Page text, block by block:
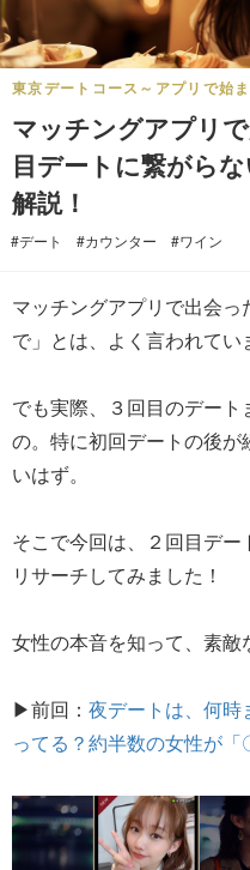
東京デートコース～アプリで始
マッチングアプリ
目デートに繋がら
解説！
#デート #カウンター #ワイン
マッチングアプリで出会
で」とは、よく言われてい
でも実際、３回目のデー
の。特に初回デートの後
いはず。
そこで今回は、２回目デ
リサーチしてみました！
女性の本音を知って、素敵
▶前回： 夜デートは、何時
ってる？約半数の女性が「